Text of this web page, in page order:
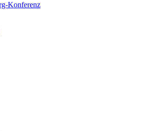
Konferenz